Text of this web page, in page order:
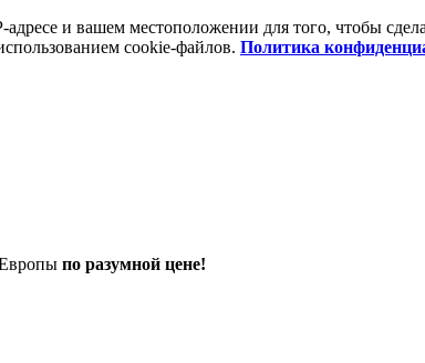
и вашем местоположении для того, чтобы
cookie-файлов. Политика
по разумной цене!